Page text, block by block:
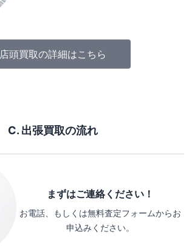
店頭買取の詳細はこちら
C. 出張買取の流れ
まずはご連絡ください！
お電話、もしくは無料査定フォームからお
申込みください。